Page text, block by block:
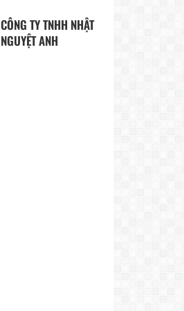
CÔNG TY TNHH NHẬT
NGUYỆT ANH